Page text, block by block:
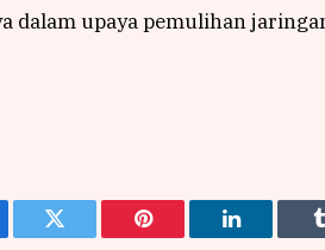
dalam upaya pemulihan
Twitter Pinterest LinkedIn